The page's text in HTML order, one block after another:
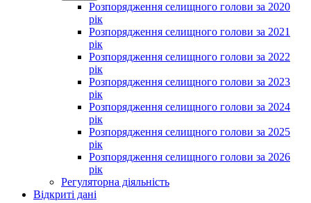
Розпорядження селищного голови за 2020
рік
Розпорядження селищного голови за 2021
рік
Розпорядження селищного голови за 2022
рік
Розпорядження селищного голови за 2023
рік
Розпорядження селищного голови за 2024
рік
Розпорядження селищного голови за 2025
рік
Розпорядження селищного голови за 2026
рік
Регуляторна діяльність
Відкриті дані